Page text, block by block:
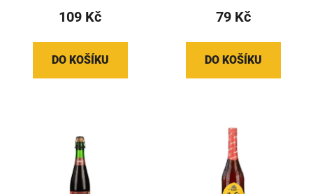
109 Kč
DO KOŠÍKU
79 Kč
DO KOŠÍKU